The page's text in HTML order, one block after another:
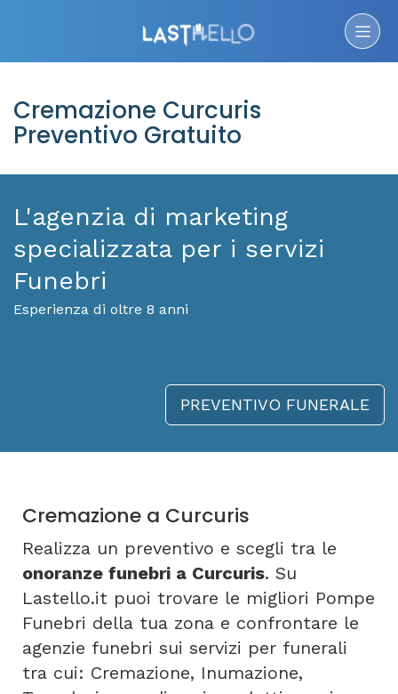
Cremazione Curcuris
Preventivo Gratuito
L'agenzia di marketing
specializzata per i servizi
Funebri
Esperienza di oltre 8 anni
PREVENTIVO FUNERALE
Cremazione a Curcuris
Realizza un preventivo e scegli tra le
onoranze funebri a Curcuris. Su
Lastello.it puoi trovare le migliori Pompe
Funebri della tua zona e confrontare le
agenzie funebri sui servizi per funerali
tra cui: Cremazione, Inumazione,